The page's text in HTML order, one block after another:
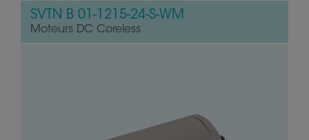
SVTN B 01-1215-24-S-WM
Moteurs DC Coreless